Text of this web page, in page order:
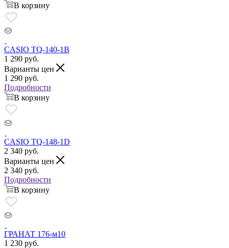
В корзину
CASIO TQ-140-1B
1 290 руб.
Варианты цен
1 290 руб.
Подробности
В корзину
CASIO TQ-148-1D
2 340 руб.
Варианты цен
2 340 руб.
Подробности
В корзину
ГРАНАТ 176-м10
1 230 руб.